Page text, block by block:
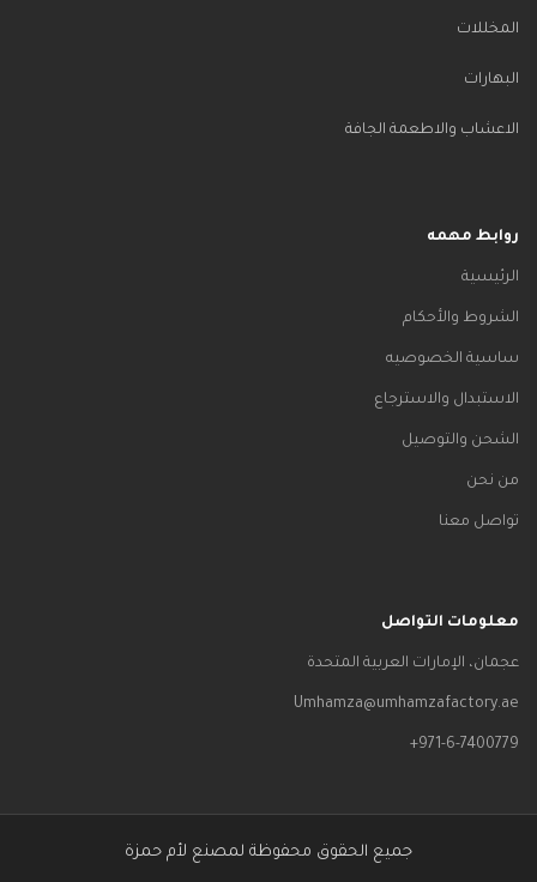
المخللات
البهارات
الاعشاب والاطعمة الجافة
روابط مهمه
الرئيسية
الشروط والأحكام
ساسية الخصوصيه
الاستبدال والاسترجاع
الشحن والتوصيل
من نحن
تواصل معنا
معلومات التواصل
عجمان، الإمارات العربية المتحدة
Umhamza@umhamzafactory.ae
971-6-7400779+
جميع الحقوق محفوظة لمصنع لأم حمزة